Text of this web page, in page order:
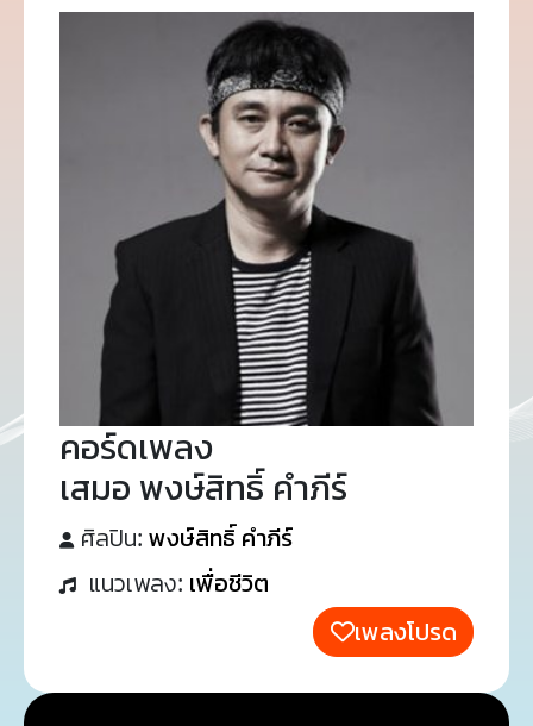
คอร์ดเพลง
เสมอ พงษ์สิทธิ์ คำภีร์
ศิลปิน: พงษ์สิทธิ์ คำภีร์
แนวเพลง: เพื่อชีวิต
เพลงโปรด